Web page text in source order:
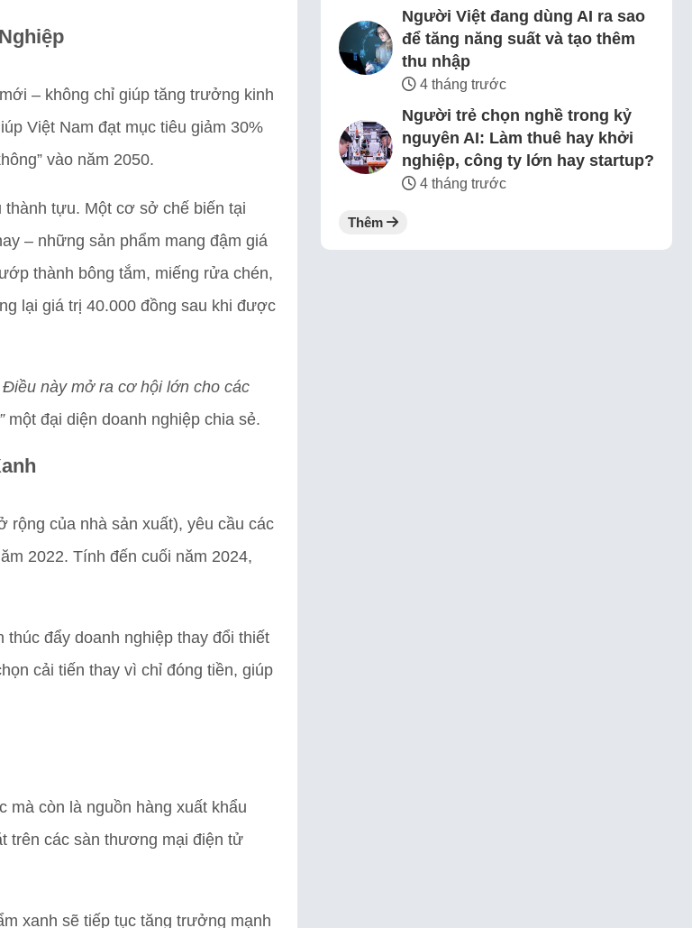
– không chỉ giúp tăng trưởng kinh
Việt Nam đạt mục tiêu giảm 30%
vào năm 2050.
tựu. Một cơ sở chế biến tại
– những sản phẩm mang đậm giá
thành bông tắm, miếng rửa chén,
lại giá trị 40.000 đồng sau khi được
này mở ra cơ hội lớn cho các
một đại diện doanh nghiệp chia sẻ.
rộng của nhà sản xuất), yêu cầu các
2022. Tính đến cuối năm 2024,
đẩy doanh nghiệp thay đổi thiết
cải tiến thay vì chỉ đóng tiền, giúp
mà còn là nguồn hàng xuất khẩu
trên các sàn thương mại điện tử
xanh sẽ tiếp tục tăng trưởng mạnh
Người Việt đang dùng AI ra sao
để tăng năng suất và tạo thêm
thu nhập
4 tháng trước
Người trẻ chọn nghề trong kỷ
nguyên AI: Làm thuê hay khởi
nghiệp, công ty lớn hay startup?
4 tháng trước
Thêm